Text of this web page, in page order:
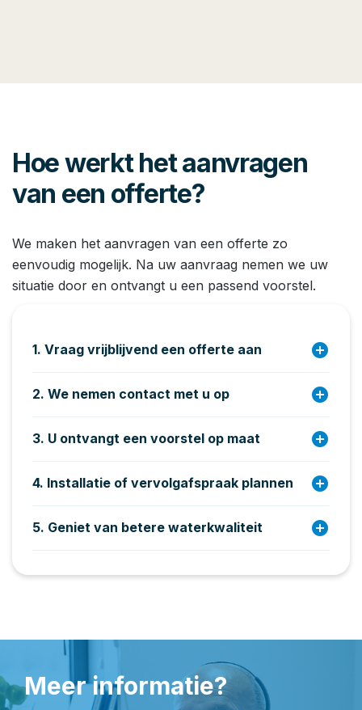
Hoe werkt het aanvragen
van een offerte?
We maken het aanvragen van een offerte zo
eenvoudig mogelijk. Na uw aanvraag nemen we uw
situatie door en ontvangt u een passend voorstel.
1. Vraag vrijblijvend een offerte aan add_circle
2. We nemen contact met u op add_circle
3. U ontvangt een voorstel op maat add_circle
4. Installatie of vervolgafspraak plannen add_circle
5. Geniet van betere waterkwaliteit add_circle
Meer informatie?